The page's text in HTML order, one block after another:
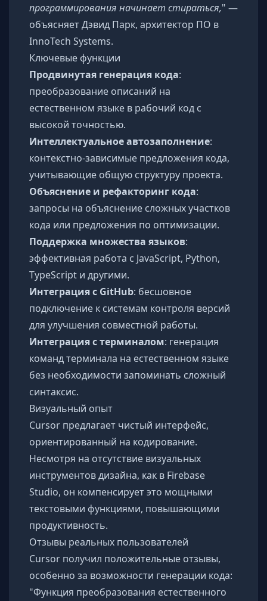
программирования начинает стираться," —
объясняет Дэвид Парк, архитектор ПО в
InnoTech Systems.
Ключевые функции
Продвинутая генерация кода:
преобразование описаний на
естественном языке в рабочий код с
высокой точностью.
Интеллектуальное автозаполнение:
контекстно-зависимые предложения кода,
учитывающие общую структуру проекта.
Объяснение и рефакторинг кода:
запросы на объяснение сложных участков
кода или предложения по оптимизации.
Поддержка множества языков:
эффективная работа с JavaScript, Python,
TypeScript и другими.
Интеграция с GitHub: бесшовное
подключение к системам контроля версий
для улучшения совместной работы.
Интеграция с терминалом: генерация
команд терминала на естественном языке
без необходимости запоминать сложный
синтаксис.
Визуальный опыт
Cursor предлагает чистый интерфейс,
ориентированный на кодирование.
Несмотря на отсутствие визуальных
инструментов дизайна, как в Firebase
Studio, он компенсирует это мощными
текстовыми функциями, повышающими
продуктивность.
Отзывы реальных пользователей
Cursor получил положительные отзывы,
особенно за возможности генерации кода:
"Функция преобразования естественного